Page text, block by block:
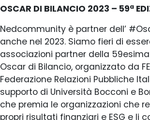
OSCAR DI BILANCIO 2023 – 59ª
Nedcommunity è partner dell’
anche nel 2023. Siamo fieri di
associazioni partner della 59esima
Oscar di Bilancio, organizzato da
Federazione Relazioni Pubbliche
supporto di Università Bocconi e
che premia le organizzazioni che
propri risultati finanziari e ESG e li